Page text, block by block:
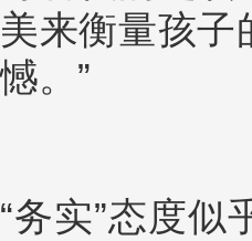
美来衡量孩子
憾。”
“务实”态度